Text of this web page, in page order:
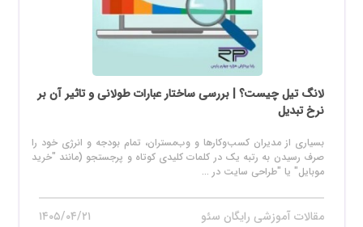
لانگ تیل چیست؟ | بررسی ساختار عبارات طولانی و تاثیر آن بر
نرخ تبدیل
بسیاری از مدیران کسب‌وکارها و وب‌مستران، تمام بودجه و انرژی خود را
صرف رسیدن به رتبه یک در کلمات کلیدی کوتاه و پرجستجو (مانند "خرید
موبایل" یا "طراحی سایت در ...
مقالات آموزشی رایگان سئو ۱۴۰۵/۰۴/۲۱